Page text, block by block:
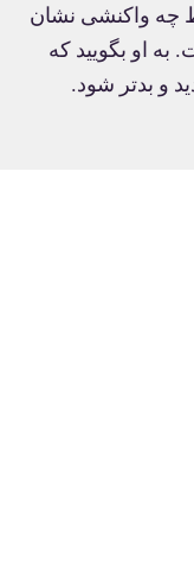
چه واکنشی نشان
او بگویید که
و بدتر شود.